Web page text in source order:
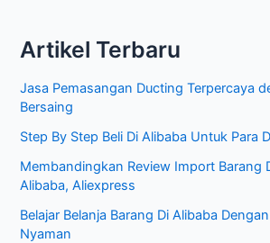
i
r
k
l
Artikel Terbaru
Jasa Pemasangan Ducting Terpercaya
Bersaing
Step By Step Beli Di Alibaba Untuk Para
Membandingkan Review Import Barang
Alibaba, Aliexpress
Belajar Belanja Barang Di Alibaba
Nyaman